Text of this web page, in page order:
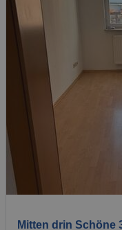
Mitten drin Schöne